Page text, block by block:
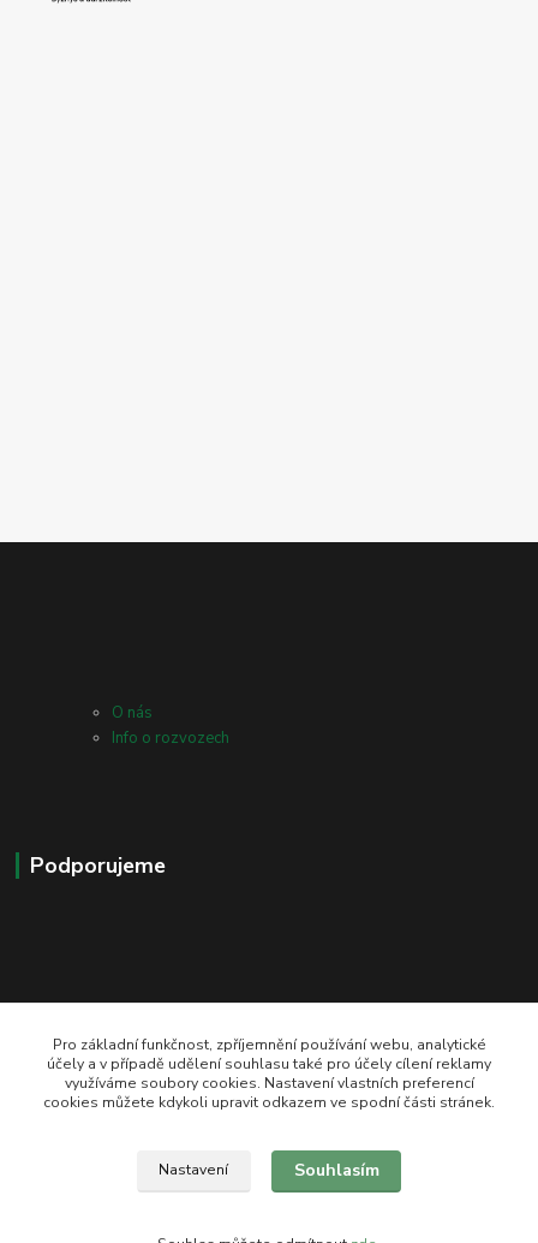
O nás
Info o rozvozech
Podporujeme
zeli-kn@seznam.cz
Pro základní funkčnost, zpříjemnění používání webu, analytické
účely a v případě udělení souhlasu také pro účely cílení reklamy
využíváme soubory cookies. Nastavení vlastních preferencí
cookies můžete kdykoli upravit odkazem ve spodní části stránek.
Nastavení Souhlasím